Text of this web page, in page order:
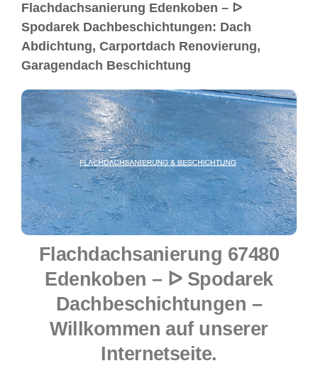
Flachdachsanierung Edenkoben – ᐅ
Spodarek Dachbeschichtungen: Dach
Abdichtung, Carportdach Renovierung,
Garagendach Beschichtung
Flachdachsanierung 67480
Edenkoben – ᐅ Spodarek
Dachbeschichtungen –
Willkommen auf unserer
Internetseite.